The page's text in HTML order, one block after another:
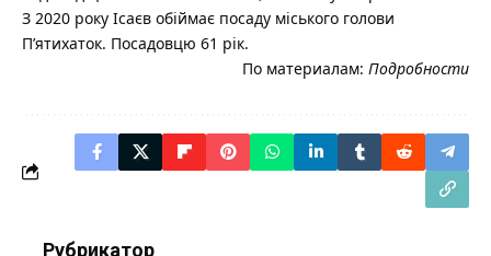
З 2020 року Ісаєв обіймає посаду міського голови
П’ятихаток. Посадовцю 61 рік.
По материалам: Подробности
Рубрикатор